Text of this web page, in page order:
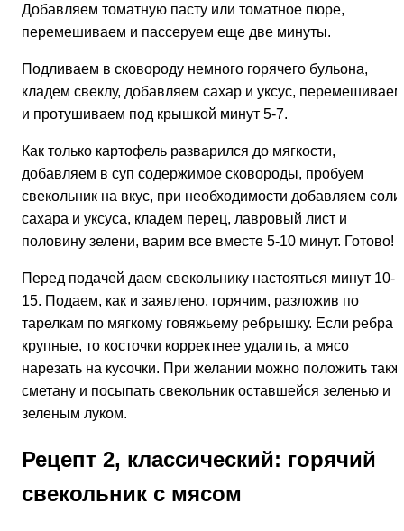
Добавляем томатную пасту или томатное пюре,
перемешиваем и пассеруем еще две минуты.
Подливаем в сковороду немного горячего бульона,
кладем свеклу, добавляем сахар и уксус, перемешиваем
и протушиваем под крышкой минут 5-7.
Как только картофель разварился до мягкости,
добавляем в суп содержимое сковороды, пробуем
свекольник на вкус, при необходимости добавляем соли,
сахара и уксуса, кладем перец, лавровый лист и
половину зелени, варим все вместе 5-10 минут. Готово!
Перед подачей даем свекольнику настояться минут 10-
15. Подаем, как и заявлено, горячим, разложив по
тарелкам по мягкому говяжьему ребрышку. Если ребра
крупные, то косточки корректнее удалить, а мясо
нарезать на кусочки. При желании можно положить
сметану и посыпать свекольник оставшейся зеленью и
зеленым луком.
Рецепт 2, классический: горячий
свекольник с мясом